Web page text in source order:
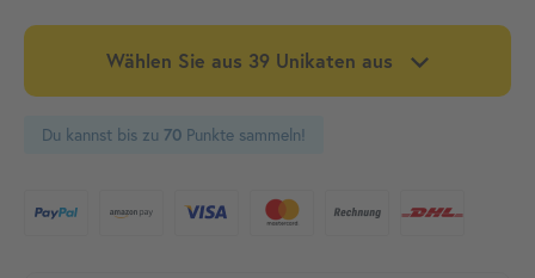
Wählen Sie aus 39 Unikaten aus
Du kannst bis zu 70 Punkte sammeln!